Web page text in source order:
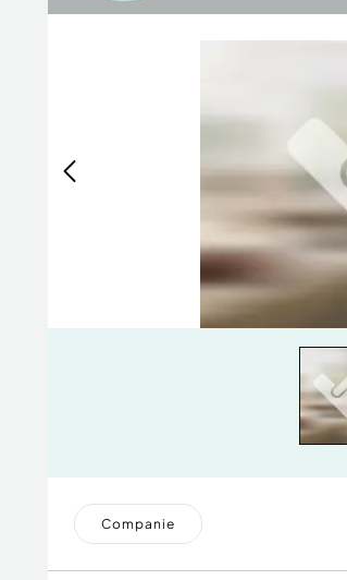
Companie